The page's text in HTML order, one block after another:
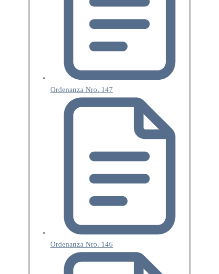
Ordenanza Nro. 147
Ordenanza Nro. 146